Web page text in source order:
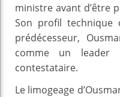
ministre avant d’être
Son profil technique
prédécesseur,
comme un leader
contestataire.
Le limogeage